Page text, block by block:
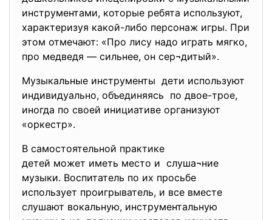
инструментами, которые ребята используют,
характеризуя какой-либо персонаж игры. При
этом отмечают: «Про лису надо играть мягко,
про медведя — сильнее, он сер¬дитый».
Музыкальные инструменты дети используют
индивидуально, объединяясь по двое-трое,
иногда по своей инициативе организуют
«оркестр».
В самостоятельной практике
детей может иметь место и слуша¬ние
музыки. Воспитатель по их просьбе
использует проигрыватель, и все вместе
слушают вокальную, инструментальную